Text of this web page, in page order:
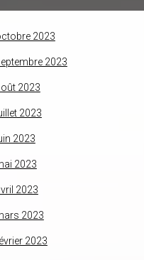
2023
2023
2023
2023
2023
2023
2023
2023
2023